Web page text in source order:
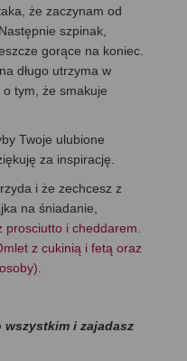
że zaczynam od
szpinak,
gorące na koniec.
długo utrzyma w
tym, że smakuje
Twoje ulubione
za inspirację.
i że zechcesz z
na śniadanie,
prosciutto i cheddarem.
z cukinią i fetą oraz
wszystkim i zajadasz